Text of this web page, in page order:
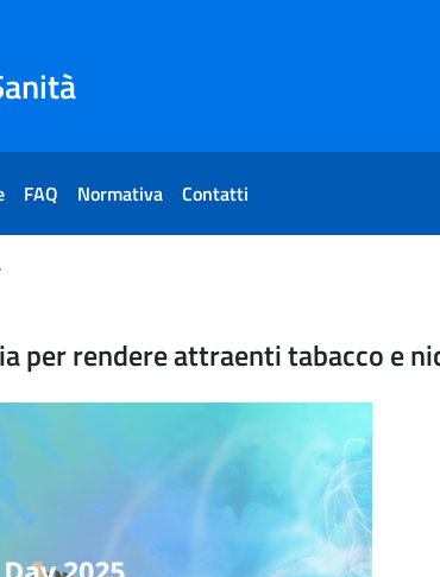
FAQ Normativa Contatti
dell'industria
per rendere attraenti tabacco e